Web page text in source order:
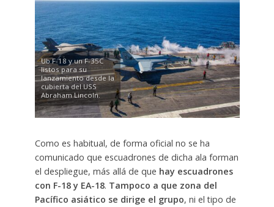
Ub F-18 y un F-35C
listos para su
lanzamiento desde la
cubierta del USS
Abraham Lincoln.
Como es habitual, de forma oficial no se ha
comunicado que escuadrones de dicha ala forman
el despliegue, más allá de que hay escuadrones
con F-18 y EA-18. Tampoco a que zona del
Pacífico asiático se dirige el grupo, ni el tipo de